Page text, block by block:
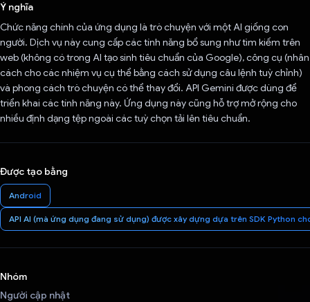
Ý nghĩa
Chức năng chính của ứng dụng là trò chuyện với một AI giống con
người. Dịch vụ này cung cấp các tính năng bổ sung như tìm kiếm trên
web (không có trong AI tạo sinh tiêu chuẩn của Google), công cụ (nhân
cách cho các nhiệm vụ cụ thể bằng cách sử dụng câu lệnh tuỳ chỉnh)
và phong cách trò chuyện có thể thay đổi. API Gemini được dùng để
triển khai các tính năng này. Ứng dụng này cũng hỗ trợ mở rộng cho
nhiều định dạng tệp ngoài các tuỳ chọn tải lên tiêu chuẩn.
Được tạo bằng
Android
API AI (mà ứng dụng đang sử dụng) được xây dựng dựa trên SDK Python
Nhóm
Người cập nhật